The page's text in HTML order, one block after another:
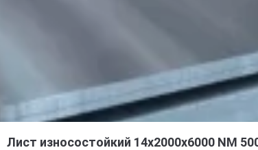
Лист износостойкий 14х2000х6000 NM